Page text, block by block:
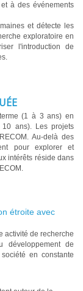
à des événements
et détecte les
exploratoire en
l'introduction de
(1 à 3 ans) en
10 ans). Les projets
Au-delà des
pour explorer et
intérêts réside dans
étroite avec
activité de recherche
de
en constante